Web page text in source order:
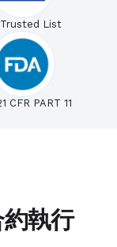
Trusted List
CFR PART 11
執行